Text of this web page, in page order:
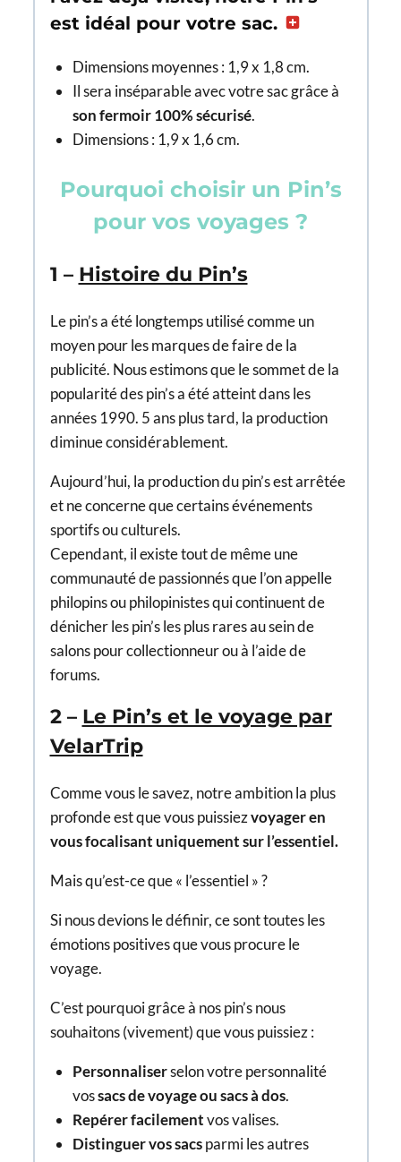
est idéal pour votre sac.
Dimensions moyennes : 1,9 x 1,8 cm.
Il sera inséparable avec votre sac grâce à
son fermoir 100% sécurisé.
Dimensions : 1,9 x 1,6 cm.
Pourquoi choisir un Pin’s
pour vos voyages ?
1 – Histoire du Pin’s
Le pin’s a été longtemps utilisé comme un
moyen pour les marques de faire de la
publicité. Nous estimons que le sommet de la
popularité des pin’s a été atteint dans les
années 1990. 5 ans plus tard, la production
diminue considérablement.
Aujourd’hui, la production du pin’s est arrêtée
et ne concerne que certains événements
sportifs ou culturels.
Cependant, il existe tout de même une
communauté de passionnés que l’on appelle
philopins ou philopinistes qui continuent de
dénicher les pin’s les plus rares au sein de
salons pour collectionneur ou à l’aide de
forums.
2 – Le Pin’s et le voyage par
VelarTrip
Comme vous le savez, notre ambition la plus
profonde est que vous puissiezvoyager en
vous focalisant uniquement sur l’essentiel.
Mais qu’est-ce que « l’essentiel » ?
Si nous devions le définir, ce sont toutes les
émotions positives que vous procure le
voyage.
C’est pourquoi grâce à nos pin’s nous
souhaitons (vivement) que vous puissiez :
Personnaliserselon votre personnalité
vossacs de voyage ou sacs à dos.
Repérer facilementvos valises.
Distinguer vos sacsparmi les autres